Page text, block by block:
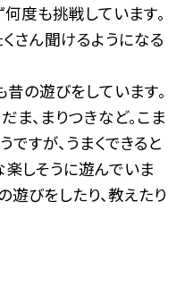
度も挑戦しています。
くさん聞けるようになる
の遊びをしています。
ま、まりつきなど。こま
すが、うまくできると
楽しそうに遊んでいま
遊びをしたり、教えたり